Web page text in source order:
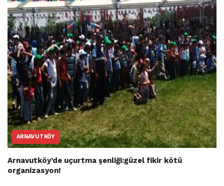
ARNAVUTKÖY
Arnavutköy’de uçurtma şenliği:güzel fikir kötü
organizasyon!